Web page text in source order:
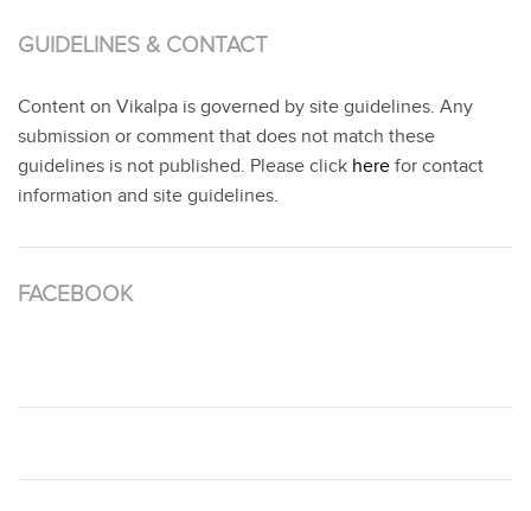
GUIDELINES & CONTACT
Content on Vikalpa is governed by site guidelines. Any
submission or comment that does not match these
guidelines is not published. Please click here for contact
information and site guidelines.
FACEBOOK